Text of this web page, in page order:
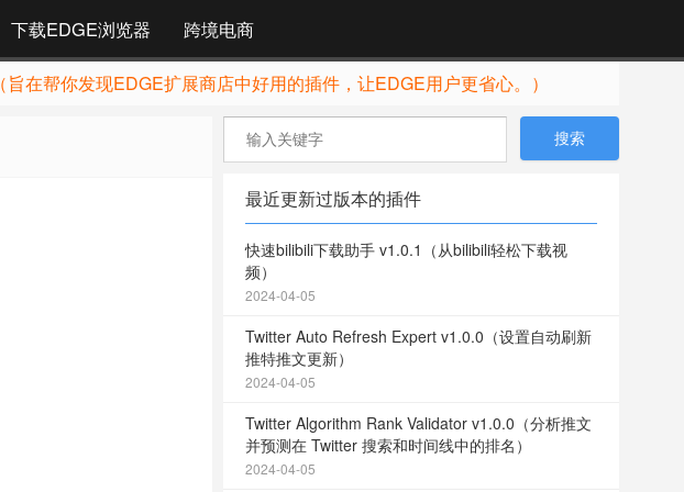
下载EDGE浏览器 跨境电商
（旨在帮你发现EDGE扩展商店中好用的插件，让EDGE用户更省心。）
最近更新过版本的插件
快速bilibili下载助手 v1.0.1（从bilibili轻松下载视
频）
2024-04-05
Twitter Auto Refresh Expert v1.0.0（设置自动刷新
推特推文更新）
2024-04-05
Twitter Algorithm Rank Validator v1.0.0（分析推文
并预测在 Twitter 搜索和时间线中的排名）
2024-04-05